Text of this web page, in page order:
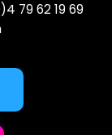
79 62 19 69